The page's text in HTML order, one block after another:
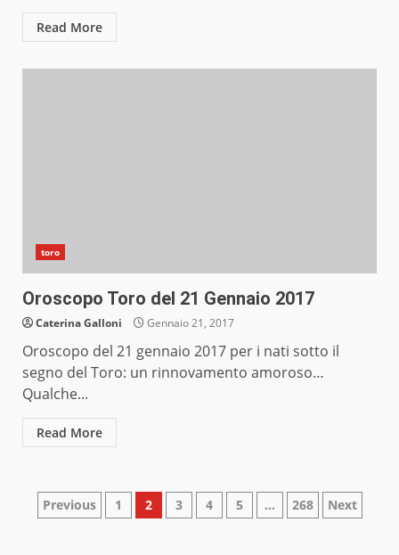
Read More
toro
Oroscopo Toro del 21 Gennaio 2017
Caterina Galloni Gennaio 21, 2017
Oroscopo del 21 gennaio 2017 per i nati sotto il
segno del Toro: un rinnovamento amoroso…
Qualche...
Read More
Paginazione
Previous 1 2 3 4 5 … 268 Next